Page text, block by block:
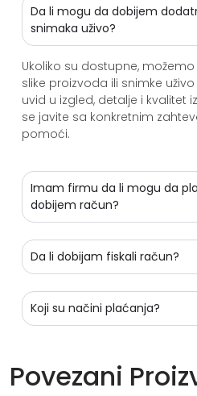
Da li mogu da dobijem
snimaka uživo?
Ukoliko su dostupne,
slike proizvoda ili snimke
uvid u izgled, detalje i kvalitet
se javite sa konkretnim
pomoći.
Imam firmu da li mogu da
dobijem račun?
Da li dobijam fiskali račun?
Koji su načini plaćanja?
Povezani